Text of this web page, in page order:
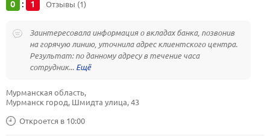
0 : 1 Отзывы (1)
Заинтересовала информация о вкладах банка, позвонив
на горячую линию, уточнила адрес клиентского центра.
Результат: по данному адресу в течение часа
сотрудник...
Откроется в 10:00
Мурманская область,
Мурманск город, Шмидта улица, 43